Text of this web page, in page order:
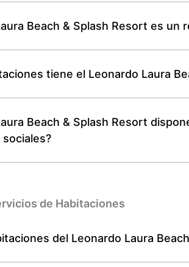
Beach & Splash Resort es un
tiene el Leonardo Laura
Beach & Splash Resort
de Habitaciones
del Leonardo Laura